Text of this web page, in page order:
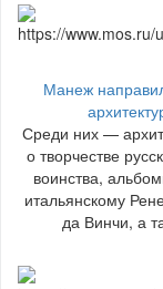
Манеж
Среди них —
о творчестве
воинства,
итальянскому
да Винчи, а